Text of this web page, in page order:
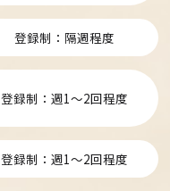
登録制：隔週程度
登録制：週1～2回程度
登録制：週1～2回程度